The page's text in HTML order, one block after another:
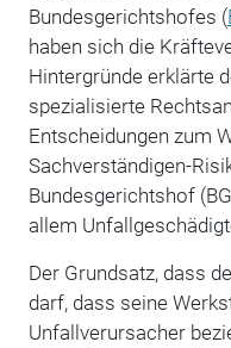
Bundesgerichtshofes (
haben sich die
Hintergründe erklärte
spezialisierte
Entscheidungen zum
Sachverständigen-
Bundesgerichtshof
allem
Der Grundsatz, dass
darf, dass seine
Unfallverursacher